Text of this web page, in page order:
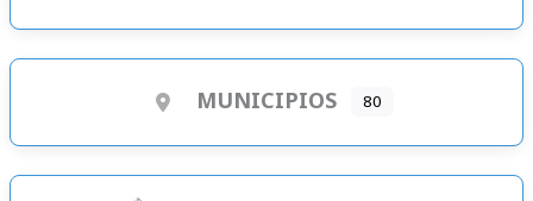
MUNICIPIOS 80